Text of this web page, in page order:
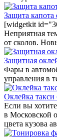
Защита капота
[widgetkit
Неприятная
от сколов.
Защитная
Фары в
управления в
Оклейка такси
Если вы
в Московской
цвета кузова